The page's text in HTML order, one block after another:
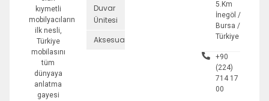
kıymetli
mobilyacıların
ilk nesli,
Türkiye
mobilasını
tüm
dünyaya
anlatma
gayesi
Duvar
Ünitesi
Aksesuarlar
5.Km
İnegöl /
Bursa /
Türkiye
+90
(224)
714 17
00